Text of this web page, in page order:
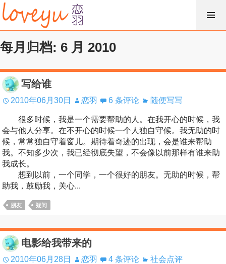
跳
过
内
容
每月归档: 6 月 2010
写给谁
2010年06月30日 恋羽 6 条评论 随便写写
很多时候，我是一个需要帮助的人。在我开心的时候，我
会与他人分享。在不开心的时候一个人独自守候。我无助的时
候，常常独自守着窗儿。期待着奇迹的出现，会是谁来帮助
我。不知多少次，我已经彻底失望，不会像以前那样有谁来助
我成长。
想到以前，一个同学，一个很好的朋友。无助的时候，帮
助我，鼓励我，关心...
朋友 疑问
电影给我带来的
2010年06月28日 恋羽 4 条评论 社会点评